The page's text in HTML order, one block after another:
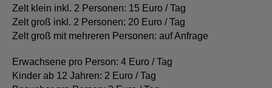
Zelt klein inkl. 2 Personen: 15 Euro / Tag
Zelt groß inkl. 2 Personen: 20 Euro / Tag
Zelt groß mit mehreren Personen: auf Anfrage
Erwachsene pro Person: 4 Euro / Tag
Kinder ab 12 Jahren: 2 Euro / Tag